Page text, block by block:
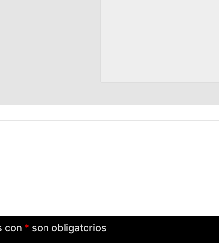
con * son obligatorios